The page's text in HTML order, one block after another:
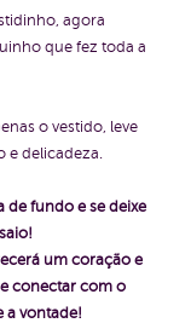
agora
que fez toda a
o vestido, leve
e delicadeza.
de fundo e se deixe
um coração e
conectar com o
a vontade!